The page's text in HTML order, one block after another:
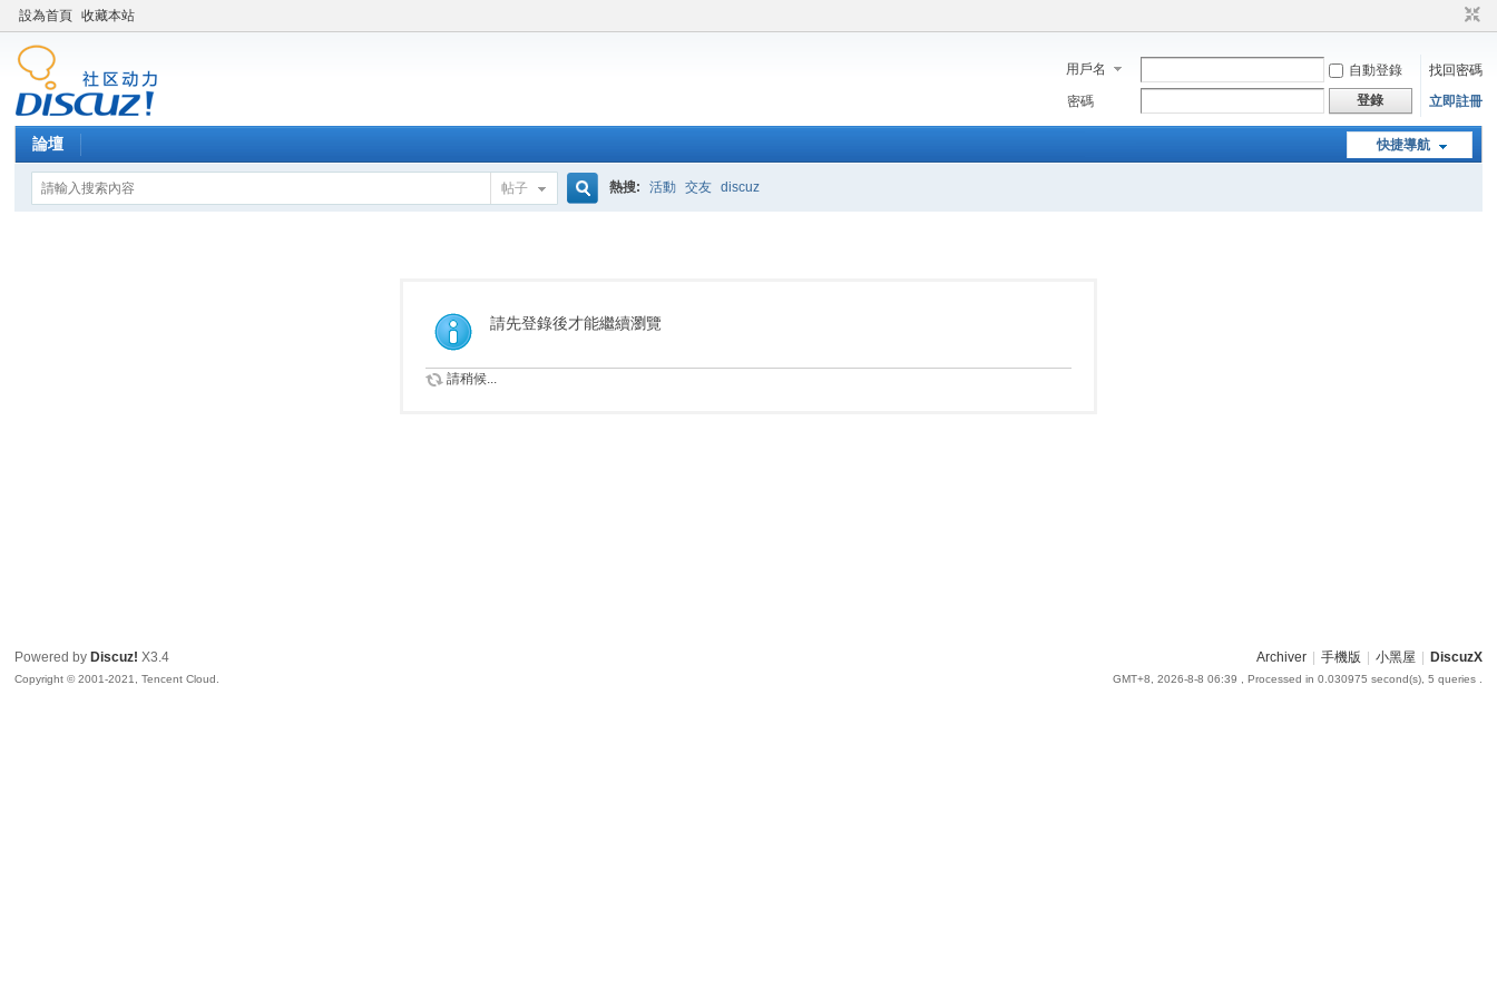
設為首頁 收藏本站
用戶名 自動登錄
找回密碼
密碼
登錄 立即註冊
快捷導航
論壇
帖子
索
熱搜: 活動 交友 discuz
請先登錄後才能繼續瀏覽
請稍候...
Archiver 手機版 小黑屋 DiscuzX
GMT+8, 2026-8-8 06:39 , Processed in 0.030975 second(s), 5 queries .
Powered by Discuz! X3.4
Copyright © 2001-2021, Tencent Cloud.